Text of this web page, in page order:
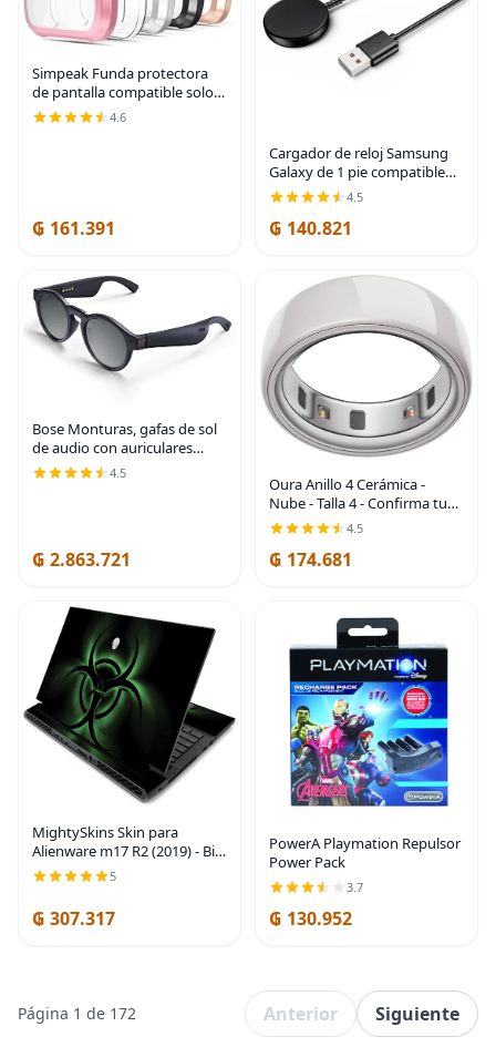
Simpeak Funda protectora
de pantalla compatible solo
con Fitbit Versa Lite, 5
4.6
₲ 161.391
Cargador de reloj Samsung
Galaxy de 1 pie compatible
con Watch 8/8
Classic/Ultra/7/6/6 Classic/5/5
Pro/4/4 Classic/3/Active/FE
4.5
₲ 140.821
Bose Monturas, gafas de sol
de audio con auriculares
abiertos, Rondo, negro con
conectividad Bluetooth,
4.5
₲ 2.863.721
Oura Anillo 4 Cerámica -
Nube - Talla 4 - Confirma tu
talla antes de realizar la
compra
4.5
₲ 174.681
MightySkins Skin para
Alienware m17 R2 (2019) - Bio
Glare | Cubierta protectora
Fácil de aplicar, quitar y
cambiar de
5
₲ 307.317
PowerA Playmation Repulsor
Power Pack
3.7
₲ 130.952
Página 1 de 172 Anterior Siguiente